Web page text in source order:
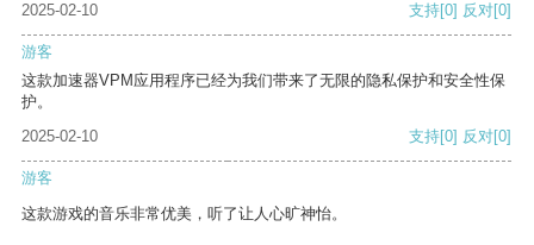
2025-02-10 支持[0] 反对[0]
游客
这款加速器VPM应用程序已经为我们带来了无限的隐私保护和安全性保
护。
2025-02-10
支持[0] 反对[0]
游客
这款游戏的音乐非常优美，听了让人心旷神怡。